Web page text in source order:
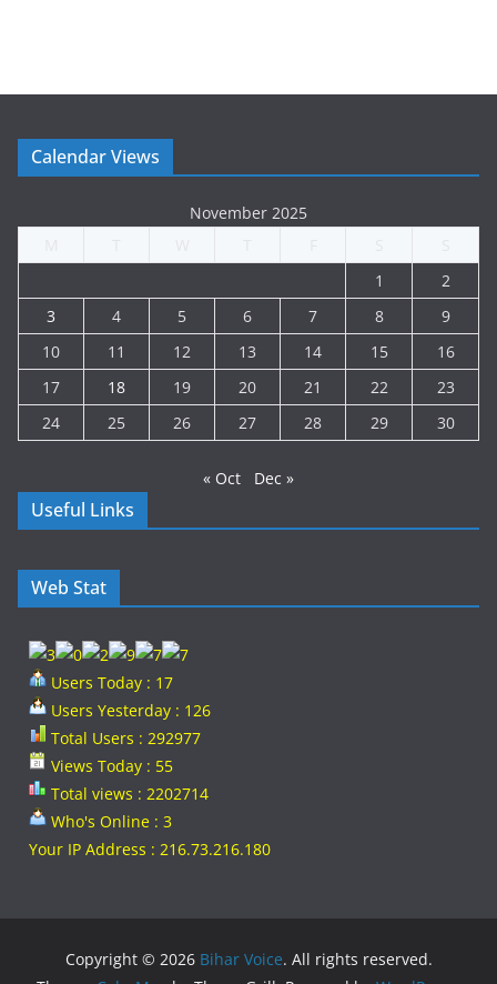
Calendar Views
November 2025
1
2
3
4 5 6 7 8
9
10
11 12 13 14 15
16
17
18 19 20 21 22
23
24
25 26 27 28 29 30
« Oct Dec »
Useful Links
Web Stat
Users Today : 17
Users Yesterday : 126
Total Users : 292977
Views Today : 55
Total views : 2202714
Who's Online : 3
Your IP Address : 216.73.216.180
Copyright © 2026 Bihar Voice. All rights reserved.